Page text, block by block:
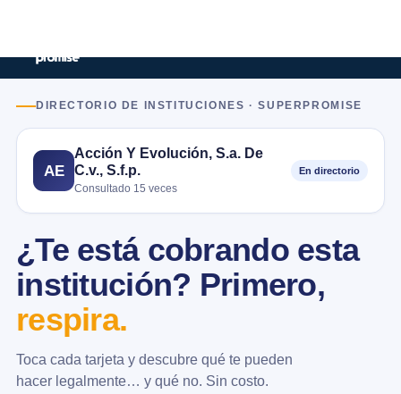
DIRECTORIO DE INSTITUCIONES · SUPERPROMISE
AE
Acción Y Evolución, S.a. De
C.v., S.f.p.
Consultado 15 veces
En directorio
¿Te está cobrando esta
institución? Primero,
respira.
Toca cada tarjeta y descubre qué te pueden
hacer legalmente… y qué no. Sin costo.